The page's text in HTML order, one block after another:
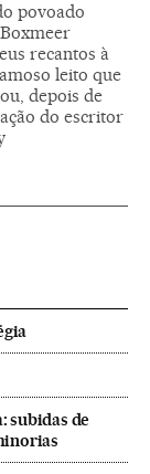
povoado
recantos à
leito que
depois de
do escritor
subidas de